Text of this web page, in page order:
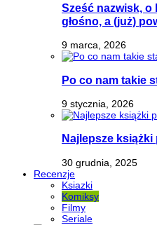
Sześć nazwisk, o
głośno, a (już)
9 marca, 2026
Po co nam takie
9 stycznia, 2026
Najlepsze
30 grudnia, 2025
Recenzje
Ksiazki
Komiksy
Filmy
Seriale